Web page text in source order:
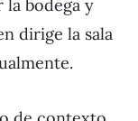
bodega y
dirige la sala